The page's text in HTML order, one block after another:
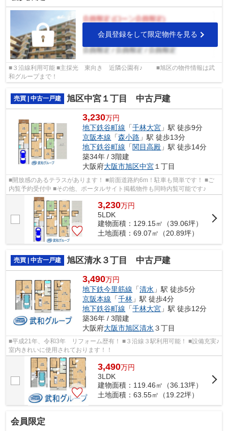
会員登録をして限定物件を見る
■３沿線利用可能 ■主採光 東向き 近隣公園有♪ ■旭区の物件情報は武
和グループまで！
売買 | 中古一戸建 旭区中宮１丁目 中古戸建
3,230万円
地下鉄谷町線 「千林大宮 」駅 徒歩9分
京阪本線 「森小路 」駅 徒歩13分
地下鉄谷町線 「関目高殿 」駅 徒歩14分
築34年 / 3階建
大阪府大阪市旭区中宮 １丁目
■開放感のあるテラスがあります！ ■前面道路約6m！駐車も簡単です！ ■ご
内覧予約受付中 ■その他、ポータルサイト掲載物件も同時内覧可能です♪
3,230万円
5LDK
建物面積：129.15㎡（39.06坪）
土地面積：69.07㎡（20.89坪）
売買 | 中古一戸建 旭区清水３丁目 中古戸建
3,490万円
地下鉄今里筋線 「清水 」駅 徒歩5分
京阪本線 「千林 」駅 徒歩4分
地下鉄谷町線 「千林大宮 」駅 徒歩12分
築36年 / 3階建
大阪府大阪市旭区清水 ３丁目
■平成21年、令和3年 リフォーム歴有！ ■３沿線３駅利用可能！ ■設備充実♪
室内きれいに使用されております！！
3,490万円
3LDK
建物面積：119.46㎡（36.13坪）
土地面積：63.55㎡（19.22坪）
会員限定